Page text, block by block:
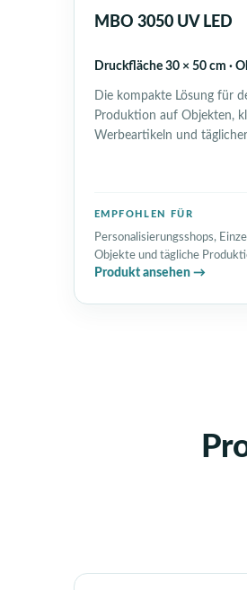
MBO 3050 UV LED
Druckfläche 30 × 50 cm ·
Die kompakte Lösung für
Produktion auf Objekten,
Werbeartikeln und
EMPFOHLEN FÜR
Personalisierungsshops,
Objekte und tägliche
Produkt ansehen →